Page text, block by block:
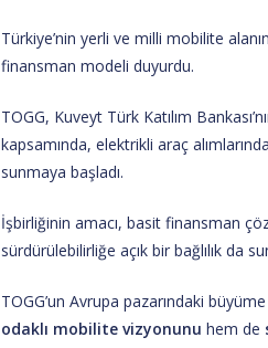
Türkiye’nin yerli ve milli mobilite
finansman modeli duyurdu.
TOGG, Kuveyt Türk Katılım
kapsamında, elektrikli araç
sunmaya başladı.
İşbirliğinin amacı, basit finansman
sürdürülebilirliğe açık bir bağlılık da
TOGG’un Avrupa pazarındaki
odaklı mobilite vizyonunu hem de